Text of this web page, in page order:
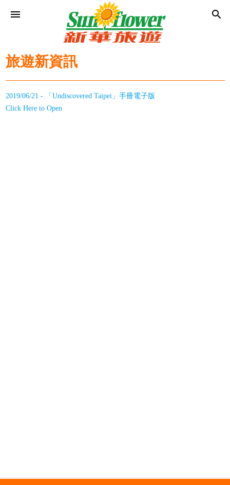
menu search
旅遊新資訊
2019/06/21 - 「Undiscovered Taipei」手冊電子版
Click Here to Open